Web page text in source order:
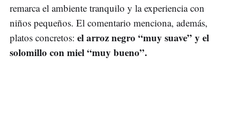
remarca el ambiente tranquilo y la experiencia con
niños pequeños. El comentario menciona, además,
platos concretos: el arroz negro “muy suave” y el
solomillo con miel “muy bueno”.